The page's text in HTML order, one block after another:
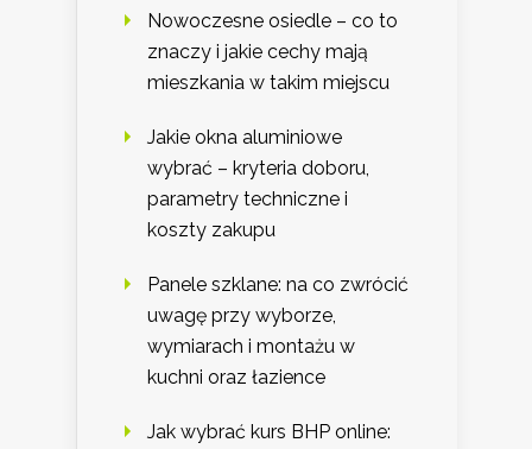
Nowoczesne osiedle – co to
znaczy i jakie cechy mają
mieszkania w takim miejscu
Jakie okna aluminiowe
wybrać – kryteria doboru,
parametry techniczne i
koszty zakupu
Panele szklane: na co zwrócić
uwagę przy wyborze,
wymiarach i montażu w
kuchni oraz łazience
Jak wybrać kurs BHP online: